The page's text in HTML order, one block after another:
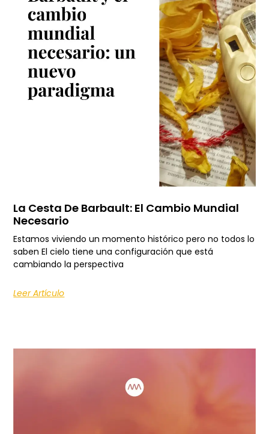
La Cesta De Barbault: El Cambio Mundial
Necesario
Estamos viviendo un momento histórico pero no todos lo
saben El cielo tiene una configuración que está
cambiando la perspectiva
Leer Artículo